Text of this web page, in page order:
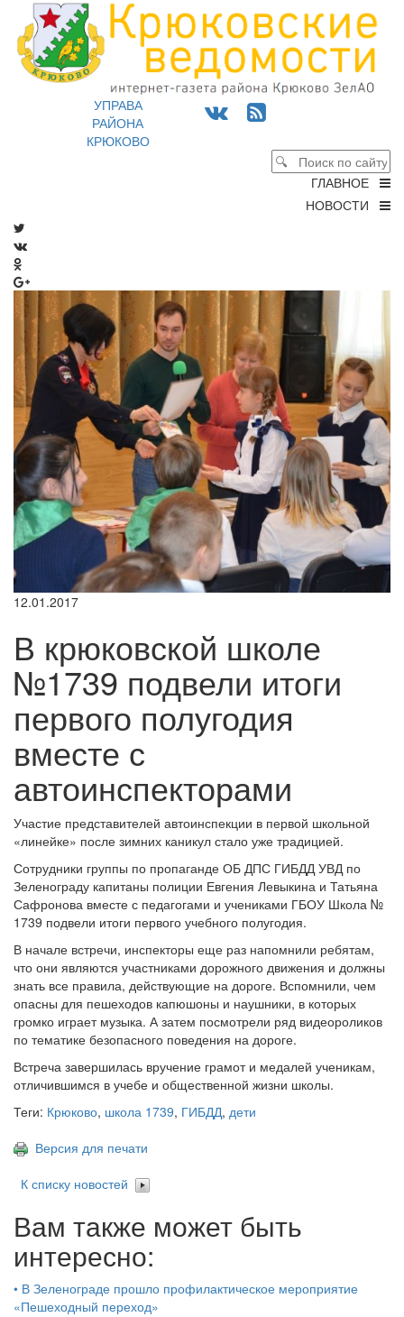
УПРАВА
РАЙОНА
КРЮКОВО
ГЛАВНОЕ
НОВОСТИ
12.01.2017
В крюковской школе
№1739 подвели итоги
первого полугодия
вместе с
автоинспекторами
Участие представителей автоинспекции в первой школьной
«линейке» после зимних каникул стало уже традицией.
Сотрудники группы по пропаганде ОБ ДПС ГИБДД УВД по
Зеленограду капитаны полиции Евгения Левыкина и Татьяна
Сафронова вместе с педагогами и учениками ГБОУ Школа №
1739 подвели итоги первого учебного полугодия.
В начале встречи, инспекторы еще раз напомнили ребятам,
что они являются участниками дорожного движения и должны
знать все правила, действующие на дороге. Вспомнили, чем
опасны для пешеходов капюшоны и наушники, в которых
громко играет музыка. А затем посмотрели ряд видеороликов
по тематике безопасного поведения на дороге.
Встреча завершилась вручение грамот и медалей ученикам,
отличившимся в учебе и общественной жизни школы.
Теги: Крюково, школа 1739, ГИБДД, дети
Версия для печати
К списку новостей
Вам также может быть
интересно:
• В Зеленограде прошло профилактическое мероприятие
«Пешеходный переход»